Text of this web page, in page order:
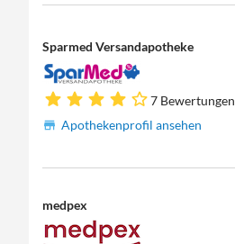
Sparmed Versandapotheke
7 Bewertungen
Apothekenprofil ansehen
medpex